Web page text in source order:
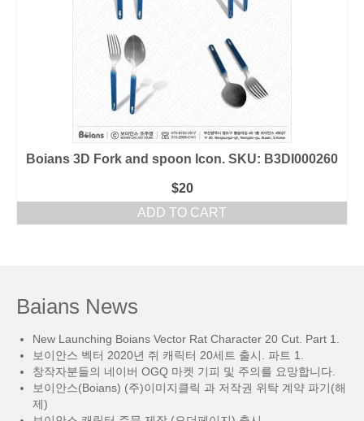
Boians 3D Fork and spoon Icon. SKU: B3DI000260
$20
ADD TO CART
Baians News
New Launching Boians Vector Rat Character 20 Cut. Part 1.
보이안스 벡터 2020년 쥐 캐릭터 20세트 출시. 파트 1.
창작자분들의 네이버 OGQ 마켓 기피 및 주의를 요망합니다.
보이안스(Boians) (주)이미지클릭 과 저작권 위탁 계약 파기(해
제)